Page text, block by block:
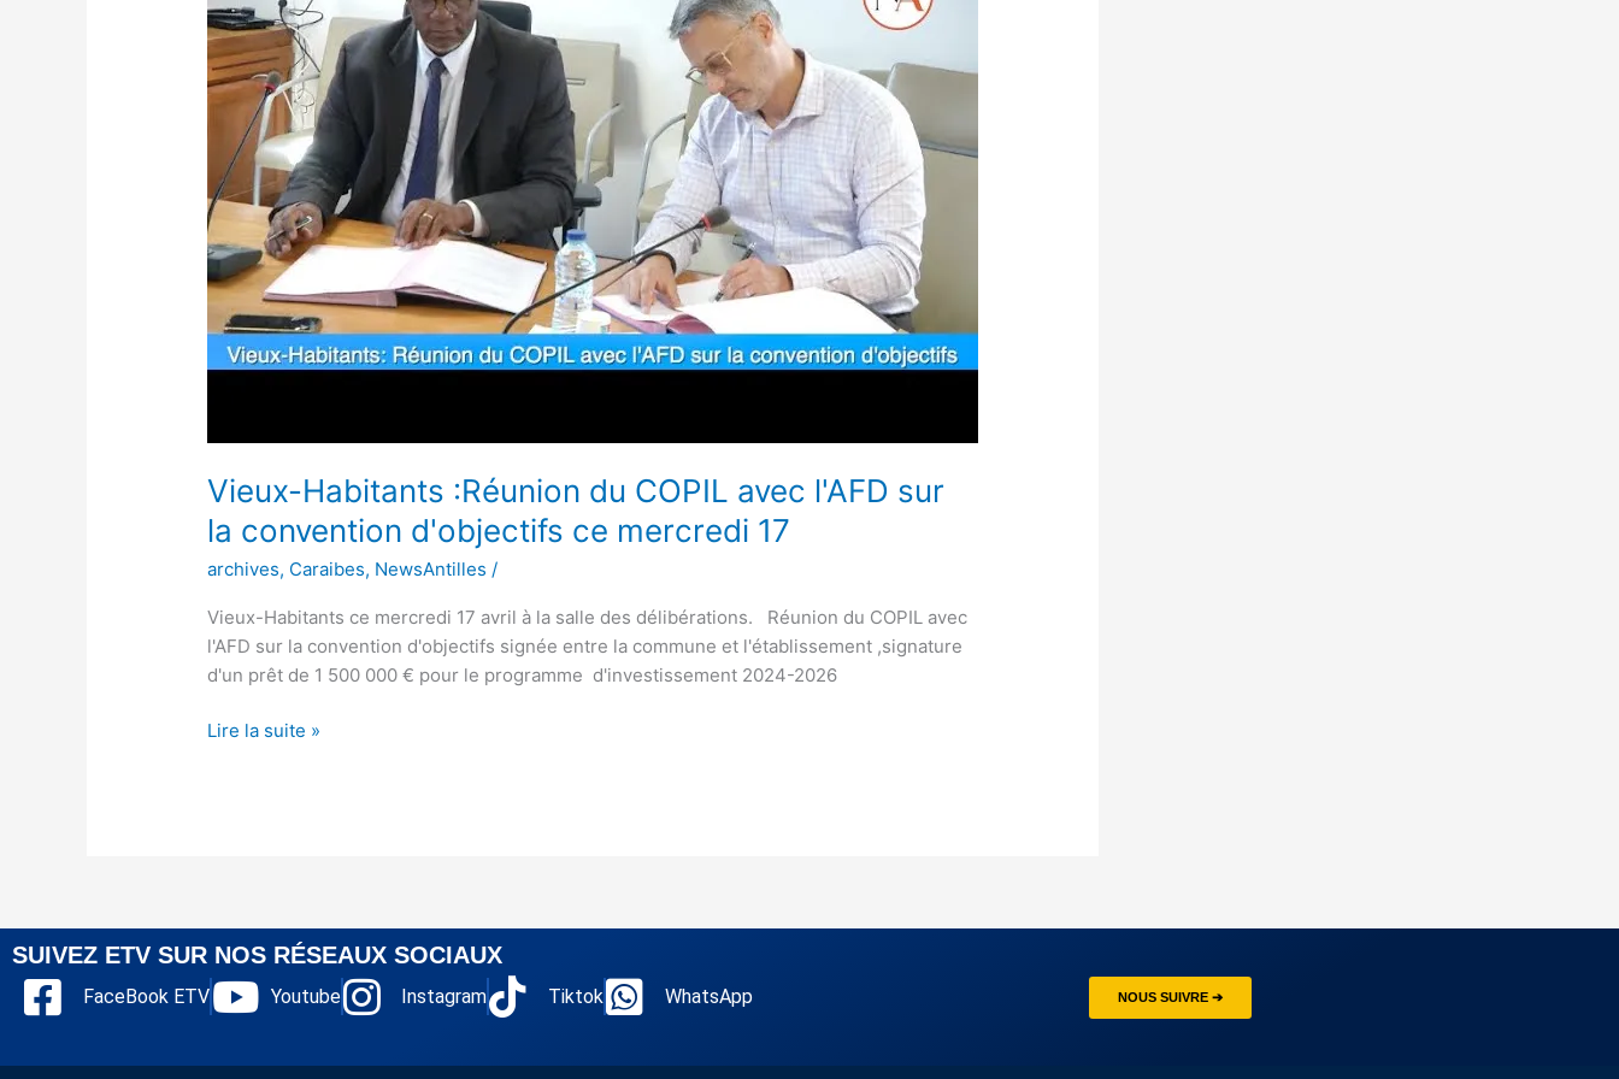
Vieux-Habitants :Réunion du COPIL avec l'AFD sur
la convention d'objectifs ce mercredi 17
archives, Caraibes, NewsAntilles /
Vieux-Habitants ce mercredi 17 avril à la salle des délibérations. Réunion du COPIL avec
l'AFD sur la convention d'objectifs signée entre la commune et l'établissement ,signature
d'un prêt de 1 500 000 € pour le programme d'investissement 2024-2026
avec
l'AFD
sur
convention
d'objectifs
ce
mercredi
17
Lire la suite »
SUIVEZ ETV SUR NOS RÉSEAUX SOCIAUX
FaceBook ETV Youtube Instagram Tiktok WhatsApp NOUS SUIVRE ➔